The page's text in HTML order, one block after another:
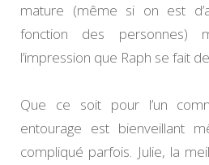
mature (même si on est
fonction des personnes)
l’impression que Raph se fait
Que ce soit pour l’un
entourage est bienveillant
compliqué parfois. Julie, la